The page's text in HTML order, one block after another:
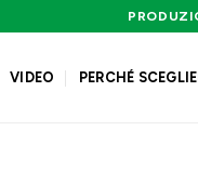
VIDEO PERCHÉ